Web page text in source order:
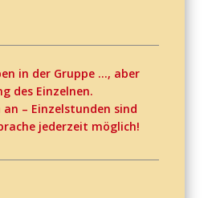
in der Gruppe …, aber
des Einzelnen.
– Einzelstunden sind
jederzeit möglich!